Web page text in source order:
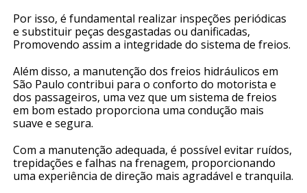
Por isso, é fundamental realizar inspeções periódicas
e substituir peças desgastadas ou danificadas,
Promovendo assim a integridade do sistema de freios.
Além disso, a manutenção dos freios hidráulicos em
São Paulo contribui para o conforto do motorista e
dos passageiros, uma vez que um sistema de freios
em bom estado proporciona uma condução mais
suave e segura.
Com a manutenção adequada, é possível evitar ruídos,
trepidações e falhas na frenagem, proporcionando
uma experiência de direção mais agradável e tranquila.